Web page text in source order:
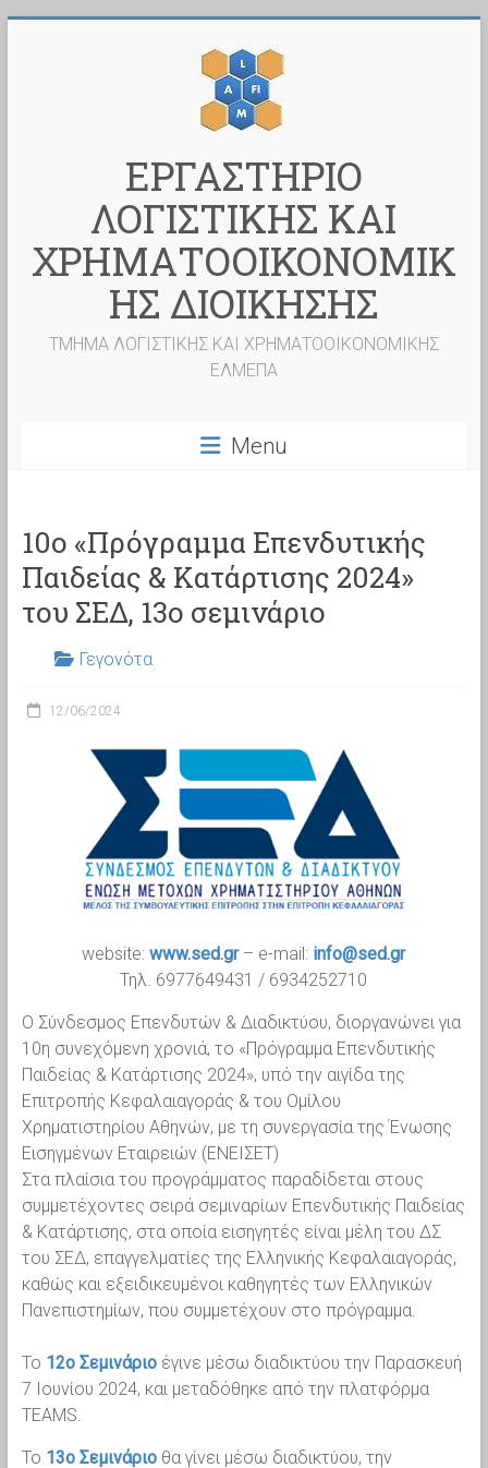
ΕΡΓΑΣΤΗΡΙΟ
ΛΟΓΙΣΤΙΚΗΣ ΚΑΙ
ΧΡΗΜΑΤΟΟΙΚΟΝΟΜΙΚ
ΗΣ ΔΙΟΙΚΗΣΗΣ
ΤΜΗΜΑ ΛΟΓΙΣΤΙΚΗΣ ΚΑΙ ΧΡΗΜΑΤΟΟΙΚΟΝΟΜΙΚΗΣ
ΕΛΜΕΠΑ
Menu
10ο «Πρόγραμμα Επενδυτικής
Παιδείας & Κατάρτισης 2024»
του ΣΕΔ, 13ο σεμινάριο
Γεγονότα
12/06/2024
website:www.sed.gr– e-mail: info@sed.gr
Τηλ. 6977649431 / 6934252710
Ο Σύνδεσμος Επενδυτών & Διαδικτύου, διοργανώνει για
10η συνεχόμενη χρονιά, το «Πρόγραμμα Επενδυτικής
Παιδείας & Κατάρτισης 2024», υπό την αιγίδα της
Επιτροπής Κεφαλαιαγοράς & του Ομίλου
Χρηματιστηρίου Αθηνών, με τη συνεργασία της Ένωσης
Εισηγμένων Εταιρειών (ΕΝΕΙΣΕΤ)
Στα πλαίσια του προγράμματος παραδίδεται στους
συμμετέχοντες σειρά σεμιναρίων Επενδυτικής Παιδείας
& Κατάρτισης, στα οποία εισηγητές είναι μέλη του ΔΣ
του ΣΕΔ, επαγγελματίες της Ελληνικής Κεφαλαιαγοράς,
καθώς και εξειδικευμένοι καθηγητές των Ελληνικών
Πανεπιστημίων, που συμμετέχουν στο πρόγραμμα.
Το 12ο Σεμινάριοέγινε μέσω διαδικτύου την Παρασκευή
7 Ιουνίου 2024, και μεταδόθηκε από την πλατφόρμα
TEAMS.
Το 13ο Σεμινάριοθα γίνει μέσω διαδικτύου, την